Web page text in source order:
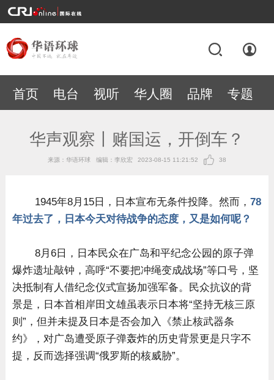
首页 电台 视听 华人圈 品牌 专题
华声观察丨赌国运，开倒车？
来源：华语环球 编辑：李欣宏 2023-08-15 11:21:52 38
1945年8月15日，日本宣布无条件投降。然而， 78
年过去了，日本今天对待战争的态度，又是如何呢？
8月6日，日本民众在广岛和平纪念公园的原子弹
爆炸遗址敲钟，高呼“不要把冲绳变成战场”等口号，坚
决抵制有人借纪念仪式宣扬加强军备。民众抗议的背
景是，日本首相岸田文雄虽表示日本将“坚持无核三原
则”，但并未提及日本是否会加入《禁止核武器条
约》，对广岛遭受原子弹轰炸的历史背景更是只字不
提，反而选择强调“俄罗斯的核威胁”。